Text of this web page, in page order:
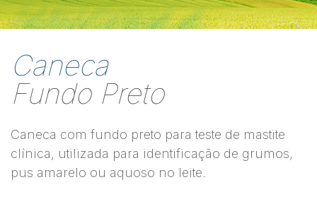
Caneca
Fundo Preto
Caneca com fundo preto para teste de mastite
clínica, utilizada para identificação de grumos,
pus amarelo ou aquoso no leite.